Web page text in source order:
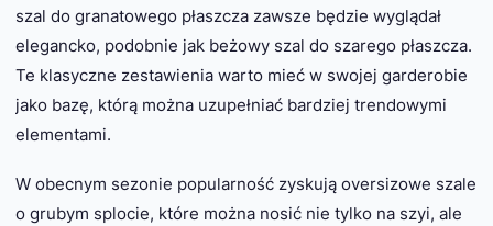
szal do granatowego płaszcza zawsze będzie wyglądał
elegancko, podobnie jak beżowy szal do szarego płaszcza.
Te klasyczne zestawienia warto mieć w swojej garderobie
jako bazę, którą można uzupełniać bardziej trendowymi
elementami.
W obecnym sezonie popularność zyskują oversizowe szale
o grubym splocie, które można nosić nie tylko na szyi, ale